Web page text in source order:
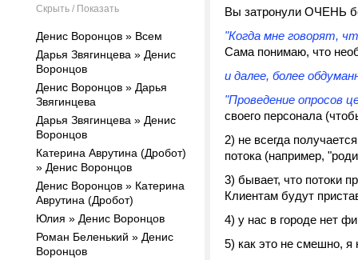
Скрыть / Показать
Денис Воронцов » Всем
Дарья Звягинцева » Денис
Воронцов
Денис Воронцов » Дарья
Звягинцева
Дарья Звягинцева » Денис
Воронцов
Катерина Аврутина (Дробот)
» Денис Воронцов
Денис Воронцов » Катерина
Аврутина (Дробот)
Юлия » Денис Воронцов
Роман Беленький » Денис
Воронцов
Вы затронули ОЧЕНЬ
"Когда мне говорят,
Сама понимаю, что
и далее, более
"Проведение опросов
своего персонала
2) не всегда
потока (например,
3) бывает, что потоки
Клиентам будут
4) у нас в городе нет
5) как это не смешно, я